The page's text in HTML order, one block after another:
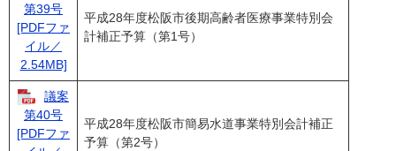
第39号
[PDFファ
イル／
2.54MB]
平成28年度松阪市後期高齢者医療事業特別会
計補正予算（第1号）
議案
第40号
[PDFファ
平成28年度松阪市簡易水道事業特別会計補正
予算（第2号）